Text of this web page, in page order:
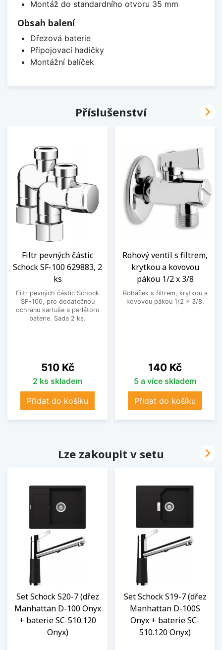
Montáž do standardního otvoru 35 mm
Obsah balení
Dřezová baterie
Připojovací hadičky
Montážní balíček
Příslušenství
Filtr pevných částic
Schock SF-100 629883, 2
ks
Filtr pevných částic Schock
SF-100, pro dodatečnou
ochranu kartuše a perlátoru
baterie. Sada 2 ks.
Cena
510 Kč
2 ks skladem
Přidat do košíku
Rohový ventil s filtrem,
krytkou a kovovou
pákou 1/2 x 3/8
Roháček s filtrem, krytkou a
kovovou pákou 1/2 x 3/8.
Cena
140 Kč
5 a více skladem
Přidat do košíku

Lze zakoupit v setu
Set Schock S20-7 (dřez
Manhattan D-100 Onyx
+ baterie SC-510.120
Onyx)
Set Schock S19-7 (dřez
Manhattan D-100S
Onyx + baterie SC-
510.120 Onyx)
